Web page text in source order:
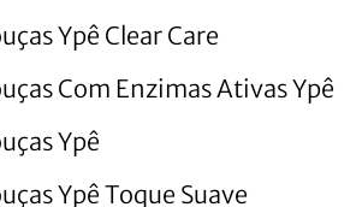
Ypê Clear Care
Com Enzimas Ativas Ypê
Ypê
Ypê Toque Suave